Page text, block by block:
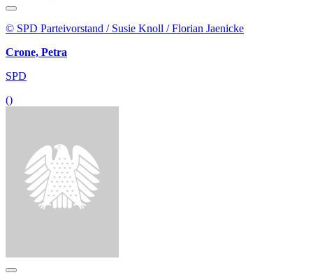
© SPD Parteivorstand / Susie Knoll / Florian Jaenicke
Crone, Petra
SPD
()
© Harald Ebner/ Laurence Chaperon